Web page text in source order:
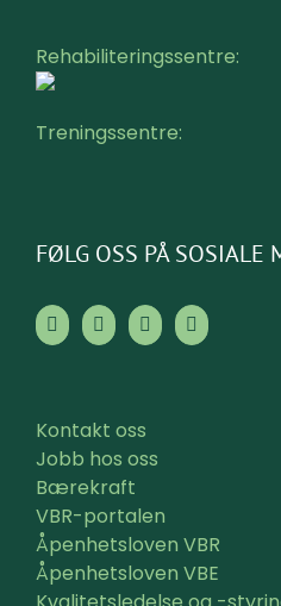
Rehabiliteringssentre:
Treningssentre:
FØLG OSS PÅ SOSIALE
Kontakt oss
Jobb hos oss
Bærekraft
VBR-portalen
Åpenhetsloven VBR
Åpenhetsloven VBE